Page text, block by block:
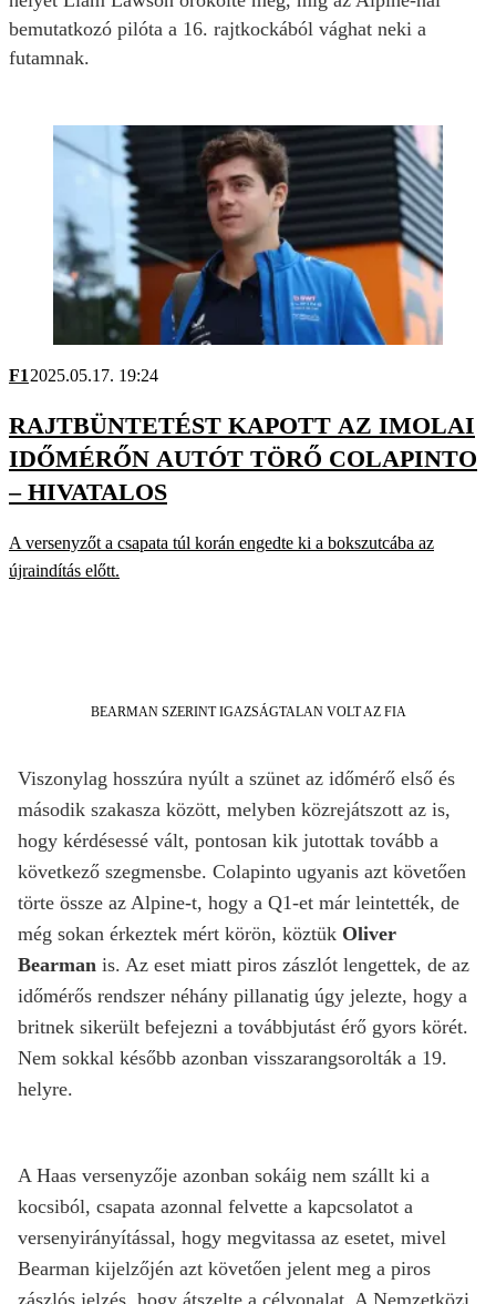
bemutatkozó pilóta a 16. rajtkockából vághat neki a
futamnak.
F1 2025.05.17. 19:24
RAJTBÜNTETÉST KAPOTT AZ IMOLAI
IDŐMÉRŐN AUTÓT TÖRŐ COLAPINTO
– HIVATALOS
A versenyzőt a csapata túl korán engedte ki a bokszutcába az
újraindítás előtt.
BEARMAN SZERINT IGAZSÁGTALAN VOLT AZ FIA
Viszonylag hosszúra nyúlt a szünet az időmérő első és
második szakasza között, melyben közrejátszott az is,
hogy kérdésessé vált, pontosan kik jutottak tovább a
következő szegmensbe. Colapinto ugyanis azt követően
törte össze az Alpine-t, hogy a Q1-et már leintették, de
még sokan érkeztek mért körön, köztük Oliver
Bearman is. Az eset miatt piros zászlót lengettek, de az
időmérős rendszer néhány pillanatig úgy jelezte, hogy a
britnek sikerült befejezni a továbbjutást érő gyors körét.
Nem sokkal később azonban visszarangsorolták a 19.
helyre.
A Haas versenyzője azonban sokáig nem szállt ki a
kocsiból, csapata azonnal felvette a kapcsolatot a
versenyirányítással, hogy megvitassa az esetet, mivel
Bearman kijelzőjén azt követően jelent meg a piros